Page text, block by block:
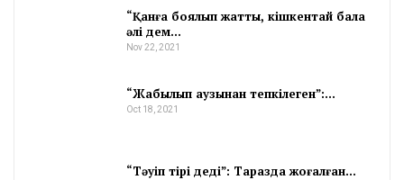
“Қанға боялып жатты, кішкентай бала
әлі дем…
Nov 22, 2021
“Жабылып аузынан тепкілеген”:…
Oct 18, 2021
“Тәуіп тірі деді”: Таразда жоғалған…